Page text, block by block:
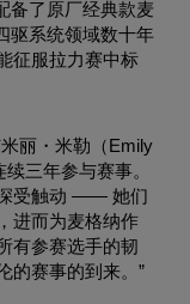
备了原厂经典款麦
驱系统领域数十年
征服拉力赛中标
丽・米勒（Emily
三年参与赛事。
受触动 —— 她们
进而为麦格纳作
有参赛选手的韧
的赛事的到来。”